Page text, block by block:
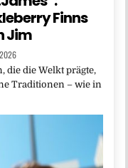
Finns
Jim
die die Welkt prägte,
Traditionen – wie in